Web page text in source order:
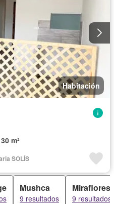
Habitación
30 m²
SOLÍS
Mushca
9 resultados
Miraflores
9 resultados